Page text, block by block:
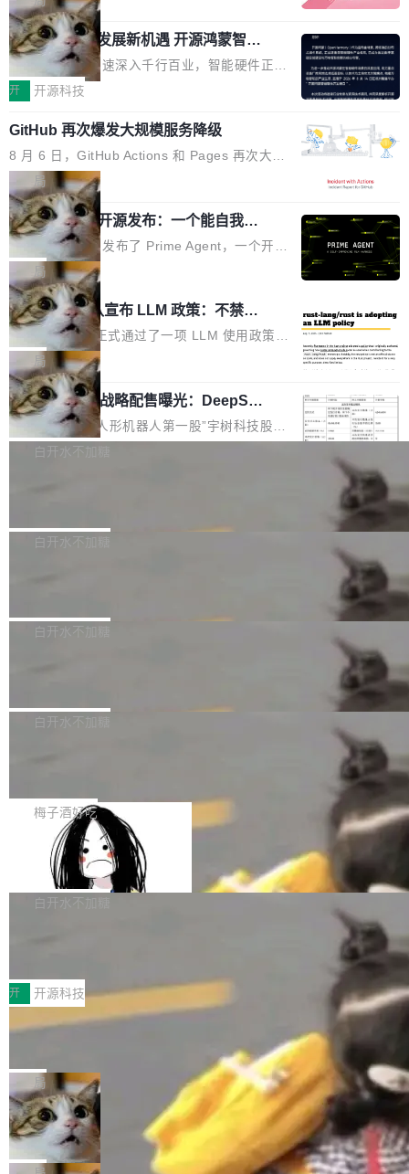
者最近的载体,在整个品牌营销层面的权重显著变
高了。全域营销服务商的竞争正在从规模转向深
度,案例厚度、全域覆盖、多线协同...
「我不认为这些会议上大部分论文都在过度宣传
或造假。问题是，作为读者，如果你筛选出那些
看起来最令人兴奋的论文，那它们大部分都是过
度宣传的。」 这才是真正的痛点。不是所有论文
都有问题，是最吸引眼球的那批论文最有问题。
他引用的帖子来自 Mathew Shen，一位 ICLR 2
026 的读者：「看了篇 ...
Pham 的一条推文。Hieu Pham 是谁？他是 xAI
的早期工程师之一，在 Grok 训练基础设施团队
工作过。近日他在 X 上发了一条帖子，列出了他
认为现代 AI 领域最重要的三个开源项目。 第一
理由很具体。FA 系列不需要解释，但 FA2 是他
认为最重要的一个——复杂度恰到好处，刚好能
驱动你去学 CuTe，但还没被那些"邪恶的" Hopp
er++ 优化所淹没，足够容易修改和适配。 更关
键的是 FA2 的持久性...
共商智能硬件发展新机遇 开源鸿蒙智能
硬件开发者日杭州站即将举行
随着万物智联加速深入千行百业，智能硬件正从
单点设备迈向智能化、网联化、协同化发展。作
鸿蒙通过统一技术底座和分布式能力，为不同类
型智能设备的开发、连接与互联提供关键支撑，
也为产业链企业探索产品创新与商业增长打开新
的空间。 8月14日，开源鸿蒙智能硬件开发者日
（OHDD：OpenHarmony Hardware Develope
r Day）将在杭州启航。活动面向智能硬件产业
链企业和开发者，邀请行业专家与资深技术顾
问，围绕开源鸿蒙技术能力、设备适配、芯片适
配、功耗与稳定性调优、兼容性测评及统一互联
等内容展开系统讲解和实战交流，帮助企业进一
步了解开源鸿蒙在智能...
开 开源科技
GitHub 再次爆发大规模服务降级
8 月 6 日，GitHub Actions 和 Pages 再次大规
模服务降级，Actions 完全不可用超过 5 小时，
webhook 停发，连自托管 runner 也因调度层故
障无法工作。Pages、Copilot code review、C
opilot coding agent 全部受影响。从检测到完全
恢复，大约 12 小时。 这是 2026 年 8 月的第六
起事故，其中四起与 AI/Copilot 服务相关。 Git
Hub 员工 kdaigle 在 HN 讨论中贴出了一组数
据：2025 年全年 10 亿次 commit。现在，每周
2.75 亿次，全年预计 140 亿次。GitHub...
局
Prime Agent 开源发布：一个能自我改
进的编程 Agent，ARC-AGI 3 超越人类
专家基线
Prime Intellect 发布了 Prime Agent，一个开源
的编程 Agent Harness，核心设计围绕两个抽
象：Recursive Language Model（RLM）和 C
ontinual Harness。在 ARC-AGI 3 基准测试
上，Prime Agent + Opus 5 的组合达到了 95.
5% RHAE Best@1，超过了 ARC 报告的人类专
家基线 95.4%。 不是又一个 coding agent 包装
器 Prime Agent 的架构和市面上大多数 coding
agent 有本质区别。大多数 agent harness 的设
计是基于早期模型的能力—...
局
Rust 项目团队宣布 LLM 政策：不禁
止，但你要承认哪些代码不是你写的
Rust 语言项目正式通过了一项 LLM 使用政策，
覆盖 rust-lang/rust 单一仓库的代码贡献。这不
是项目级别的官方立场，目前由五个团队采纳，
但它可能是主流开源项目中关于 AI 辅助贡献最
细致的一份规则。 政策的核心只有一句话：LLM
可以用来分析、提炼、审阅、建议，但不能用来
不得生成涉及安全性的关键变更，除非作者本身
局
宇树科技 IPO 战略配售曝光：DeepSe
ek 获配 93.3 万股，锁定 36 个月
8月6日晚间，“人形机器人第一股”宇树科技股份
有限公司披露IPO发行价格及战略配售结果，杭
36个月。 公告显示，本次宇树科技战略配售对
员工参与设立的专项资产管理计划。其中，Dee
获配9...
白开水不加糖
Bug fixes and enhancements 修复多次传递同
一个回归问题，该问题导致拉取镜像时会拒绝包
题，该问题可能导致在旧版 Linux 内核...
白开水不加糖
e 孵化器项目管理委员会（IPMC）投票中获得
P）！这一里程碑不仅标志着 Fluss 迈入新的发
白开水不加糖
长期停止内容更新，未能实现其作为“AI版维基百
提交的编辑请求也长期处于待处理状态。 Groki
pedia 于去年底上线，定位为由人工智能生成内
容的百科平台，被马斯克视为传统众包百科网站
维基百科的替代方案。Lawfare 调查发现，无论
热门页面还是低关注度页面，均未出现近期更
白开水不加糖
是这样的：配 MessageSource 的 Bean、写 R
eloadableResourceBundleMessageSource、
声明 LocaleResolver、注册 LocaleChangeInt
erceptor…五六步之后才能看到第一行翻译文
本。 Solon 换了个方式。整个 i18n 模块围绕三
梅子酒好吃
Apache Doris 4.1 全面增强 Iceberg：
支持 UPDATE、MERGE INTO 与 Iceb
erg V3
Apache Doris 4.1 要补齐的，正是缺失的那一
半。在已有查询能力的基础上，Doris 进一步支
常维护操作，并完整支持 Iceberg V3 格式。
白开水不加糖
村国家自主创新示范区会议中心开幕。本届大会
由中关村智联软件服务业质量创新联盟主办，以
“智构可信·质创未来——AI原生时代的质量新范
式”为主题，直面AI从实验室走向规模化产业落地
的核心质量命题。会上，《2026智能研发生产力
工具选型手册》发布，Testin云测的Testin XAge
nt智能测试系统入选AI测试领域代表产品。对CI
O而言，这提示了一个转变：AI测试正在从效率
工具升级为企业的质量基础设施。 CIO面对的新
开 开源科技
让非法状态不可表示：一篇关于 ADT
有一种东西，一旦用过就回不去了。Alex Fedos
eev 管它叫"软件设计的基石"。 他说的东西不新
鲜——代数数据类型（ADT），尤其是和类型
（sum type）。但他说清楚了一件事：这不是类
型系统的学术体操，是日常编码的思维方式。 文
章从一个简单的例子切入。一个网站的深色主题
局
Cloudflare 开源内部企业 AI 平台 Clou
dflare OS
Cloudflare 发布了一个开源项目 Cloudflare O
S。如果你只看官方博客，你会觉得这是又一